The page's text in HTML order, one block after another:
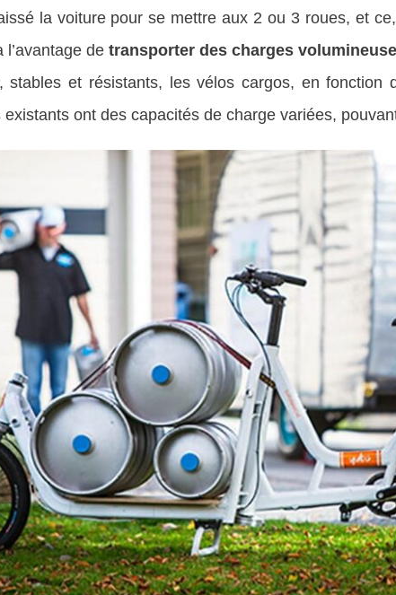
la voiture pour se mettre aux 2 ou 3 roues, et
de transporter des charges
stables et résistants, les vélos cargos, en fonction
ont des capacités de charge variées,